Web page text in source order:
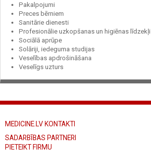
Pakalpojumi
Preces bērniem
Sanitārie dienesti
Profesionālie uzkopšanas un higiēnas līdzekļi
Sociālā aprūpe
Solāriji, iedeguma studijas
Veselības apdrošināšana
Veselīgs uzturs
MEDICINE.LV KONTAKTI
SADARBĪBAS PARTNERI
PIETEIKT FIRMU